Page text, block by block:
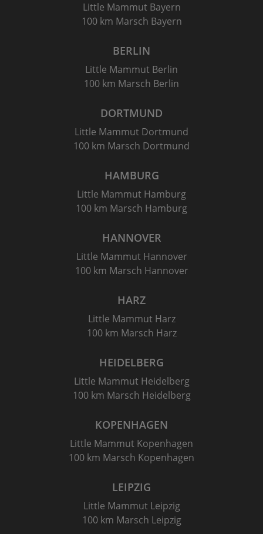
Little Mammut Bayern
100 km Marsch Bayern
BERLIN
Little Mammut Berlin
100 km Marsch Berlin
DORTMUND
Little Mammut Dortmund
100 km Marsch Dortmund
HAMBURG
Little Mammut Hamburg
100 km Marsch Hamburg
HANNOVER
Little Mammut Hannover
100 km Marsch Hannover
HARZ
Little Mammut Harz
100 km Marsch Harz
HEIDELBERG
Little Mammut Heidelberg
100 km Marsch Heidelberg
KOPENHAGEN
Little Mammut Kopenhagen
100 km Marsch Kopenhagen
LEIPZIG
Little Mammut Leipzig
100 km Marsch Leipzig